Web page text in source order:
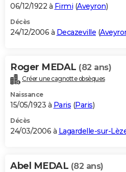
06/12/1922 à Firmi (Aveyron)
Décès
24/12/2006 à Decazeville (
Roger MEDAL (82 ans)
Créer une cagnotte obsèques
Naissance
15/05/1923 à Paris (Paris)
Décès
24/03/2006 à Lagardelle-sur-
Abel MEDAL (82 ans)